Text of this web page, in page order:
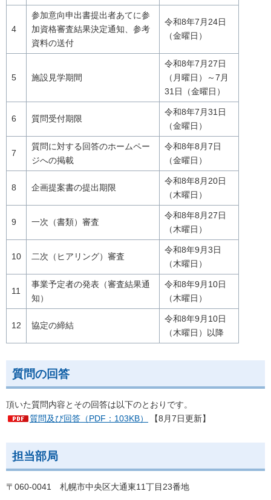
4
参加意向申出書提出者あてに参
加資格審査結果決定通知、参考
資料の送付
令和8年7月24日
（金曜日）
5 施設見学期間
令和8年7月27日
（月曜日）～7月
31日（金曜日）
6 質問受付期限
令和8年7月31日
（金曜日）
7
質問に対する回答のホームペー
ジへの掲載
令和8年8月7日
（金曜日）
8 企画提案書の提出期限
令和8年8月20日
（木曜日）
9 一次（書類）審査
令和8年8月27日
（木曜日）
10 二次（ヒアリング）審査
令和8年9月3日
（木曜日）
11
事業予定者の発表（審査結果通
知）
令和8年9月10日
（木曜日）
12 協定の締結
令和8年9月10日
（木曜日）以降
質問の回答
頂いた質問内容とその回答は以下のとおりです。
質問及び回答（PDF：103KB）
【8月7日更新】
担当部局
〒060-0041 札幌市中央区大通東11丁目23番地